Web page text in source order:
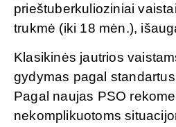
prieštuberkulioziniai
trukmė (iki 18 mėn.),
Klasikinės jautrios
gydymas pagal
Pagal naujas PSO
nekomplikuotoms